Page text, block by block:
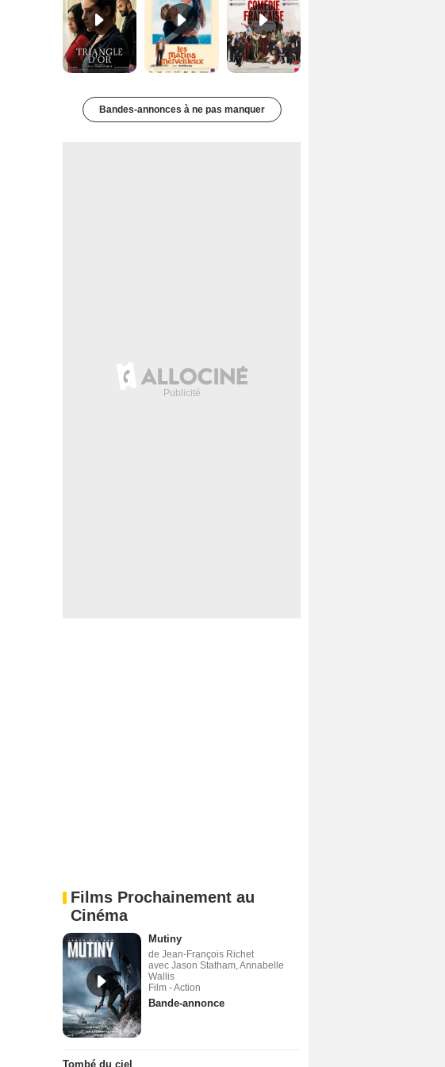
Bandes-annonces à ne pas manquer
Films Prochainement au
Cinéma
Mutiny
de Jean-François Richet
avec Jason Statham, Annabelle
Wallis
Film - Action
Bande-annonce
Tombé du ciel